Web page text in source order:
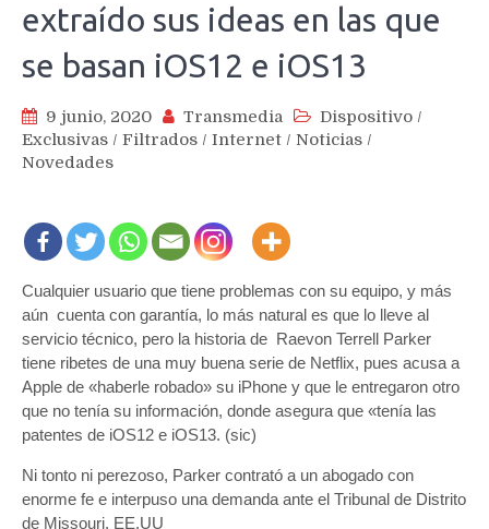
extraído sus ideas en las que
se basan iOS12 e iOS13
9 junio, 2020 Transmedia Dispositivo /
Exclusivas / Filtrados / Internet / Noticias /
Novedades
Cualquier usuario que tiene problemas con su equipo, y más
aún cuenta con garantía, lo más natural es que lo lleve al
servicio técnico, pero la historia de Raevon Terrell Parker
tiene ribetes de una muy buena serie de Netflix, pues acusa a
Apple de «haberle robado» su iPhone y que le entregaron otro
que no tenía su información, donde asegura que «tenía las
patentes de iOS12 e iOS13. (sic)
Ni tonto ni perezoso, Parker contrató a un abogado con
enorme fe e interpuso una demanda ante el Tribunal de Distrito
de Missouri, EE.UU